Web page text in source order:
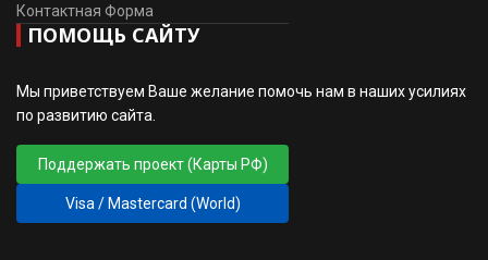
Контактная Форма
ПОМОЩЬ САЙТУ
Мы приветствуем Ваше желание помочь нам в наших усилиях
по развитию сайта.
Поддержать проект (Карты РФ)
Visa / Mastercard (World)